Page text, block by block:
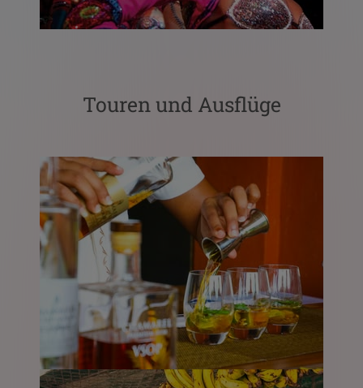
Touren und Ausflüge